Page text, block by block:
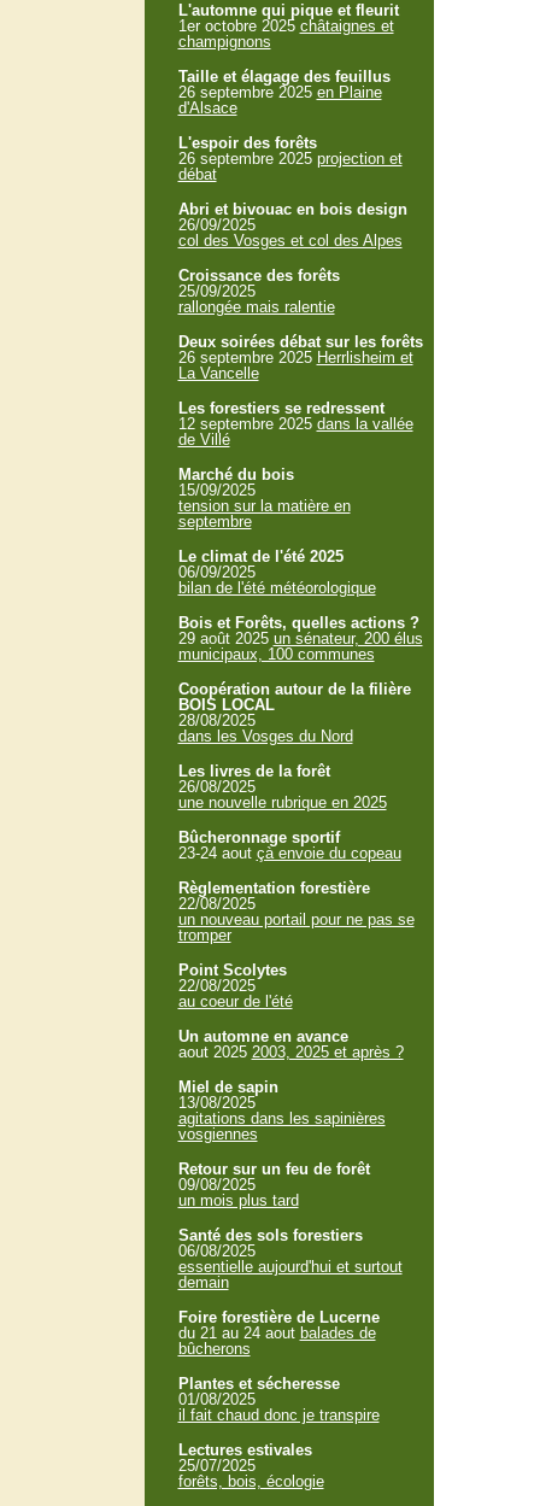
L'automne qui pique et fleurit
1er octobre 2025 châtaignes et
champignons
Taille et élagage des feuillus
26 septembre 2025 en Plaine
d'Alsace
L'espoir des forêts
26 septembre 2025 projection et
débat
Abri et bivouac en bois design
26/09/2025
col des Vosges et col des Alpes
Croissance des forêts
25/09/2025
rallongée mais ralentie
Deux soirées débat sur les forêts
26 septembre 2025 Herrlisheim et
La Vancelle
Les forestiers se redressent
12 septembre 2025 dans la vallée
de Villé
Marché du bois
15/09/2025
tension sur la matière en
septembre
Le climat de l'été 2025
06/09/2025
bilan de l'été météorologique
Bois et Forêts, quelles actions ?
29 août 2025 un sénateur, 200 élus
municipaux, 100 communes
Coopération autour de la filière
BOIS LOCAL
28/08/2025
dans les Vosges du Nord
Les livres de la forêt
26/08/2025
une nouvelle rubrique en 2025
Bûcheronnage sportif
23-24 aout çà envoie du copeau
Règlementation forestière
22/08/2025
un nouveau portail pour ne pas se
tromper
Point Scolytes
22/08/2025
au coeur de l'été
Un automne en avance
aout 2025 2003, 2025 et après ?
Miel de sapin
13/08/2025
agitations dans les sapinières
vosgiennes
Retour sur un feu de forêt
09/08/2025
un mois plus tard
Santé des sols forestiers
06/08/2025
essentielle aujourd'hui et surtout
demain
Foire forestière de Lucerne
du 21 au 24 aout balades de
bûcherons
Plantes et sécheresse
01/08/2025
il fait chaud donc je transpire
Lectures estivales
25/07/2025
forêts, bois, écologie